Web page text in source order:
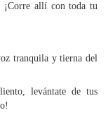
¡Corre allí con toda tu
tranquila y tierna del
levántate de tus